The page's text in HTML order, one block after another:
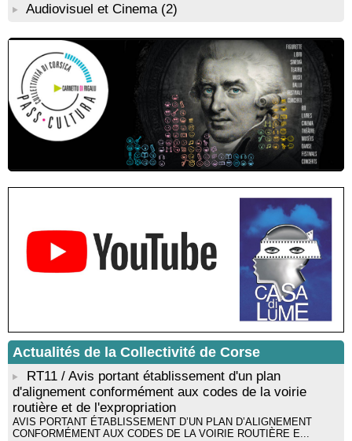
territuriale di Santa Lucia di Tallà
Conférence théâtralisée : "1943, le réveil de la Corse" animée
par Benjamin Casinelli - Salle A Scena - Santa Lucia di
Portivechju
Conférence théâtralisée : "Théodore, l’homme qui voulut être
roi des Corses" animée par Benjamin Casinelli - Salle du Conseil
municipal - Zonza
Conférence : "Pratiques magico-religieuses et rituels de
protection de la Corse agro-pastorale" animée par Jean-Jacques
Andreani - Bucugnà / Zonza
Residenza di scrittura di Angela Nicolai, Trà Corsica è
Sardegna - Mediateca di castagniccia Mare è monti - I Fulelli
Résidence d’écriture et de recherche de l’écrivaine Cécilia
Castelli - Institut Mémoires de l'Edition Contemporaine - Caen /
Médiathèque de Castagniccia Mare et Monti - I Fulelli
Rencontre / dédicace avec Lucrèce Luciani autour de son
livre « La ballade du pendu du Niolu» - Mediateca territuriale di
Mise en musique d’un livre jeunesse par Annik Meschinet,
musicienne pédagogue : Ateliers d’expression sonore, vocale,
Tallà
! Événement reporté ! Cycle de conférences peinture animé
par Alexandre Dominati - Mediateca territuriale di Santa Lucia di
Tallà
Audiovisuel et Cinema (2)
Actualités de la Collectivité de Corse
RT11 / Avis portant établissement d'un plan
d'alignement conformément aux codes de la voirie
routière et de l'expropriation
AVIS PORTANT ÉTABLISSEMENT D’UN PLAN D’ALIGNEMENT
CONFORMÉMENT AUX CODES DE LA VOIRIE ROUTIÈRE E...